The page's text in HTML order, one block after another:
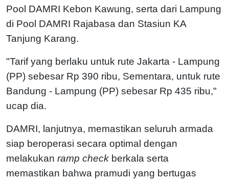
Pool DAMRI Kebon Kawung, serta dari Lampung
di Pool DAMRI Rajabasa dan Stasiun KA
Tanjung Karang.
"Tarif yang berlaku untuk rute Jakarta - Lampung
(PP) sebesar Rp 390 ribu, Sementara, untuk rute
Bandung - Lampung (PP) sebesar Rp 435 ribu,"
ucap dia.
DAMRI, lanjutnya, memastikan seluruh armada
siap beroperasi secara optimal dengan
melakukan ramp check berkala serta
memastikan bahwa pramudi yang bertugas